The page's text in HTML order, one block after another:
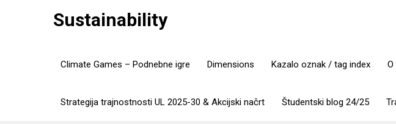
Sustainability
Climate Games – Podnebne igre Dimensions Kazalo oznak / tag index
Strategija trajnostnosti UL 2025-30 & Akcijski načrt Študentski blog 24/25